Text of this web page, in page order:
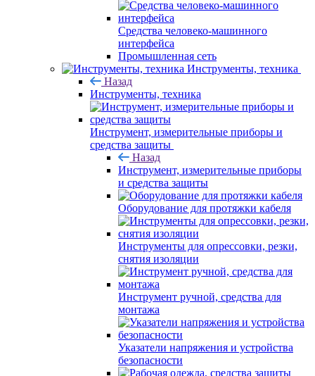
Средства человеко-машинного
интерфейса
Промышленная сеть
Инструменты, техника
Назад
Инструменты, техника
Инструмент, измерительные приборы и
средства защиты
Назад
Инструмент, измерительные приборы
и средства защиты
Оборудование для протяжки кабеля
Инструменты для опрессовки, резки,
снятия изоляции
Инструмент ручной, средства для
монтажа
Указатели напряжения и устройства
безопасности